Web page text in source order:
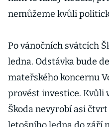
nemůžeme kvůli
Po vánočních svátcích
ledna. Odstávka bude
mateřského koncernu
provést investice. Kvůli
Škoda nevyrobí asi